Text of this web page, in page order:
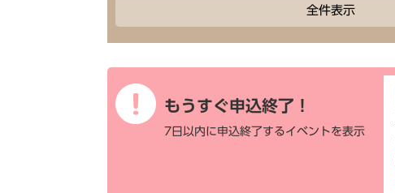
全件表示
もうすぐ申込終了！
7日以内に申込終了するイベントを表示